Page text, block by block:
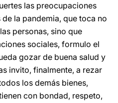
las preocupaciones
la pandemia, que toca no
personas, sino que
sociales, formulo el
gozar de buena salud y
invito, finalmente, a rezar
los demás bienes,
con bondad, respeto,